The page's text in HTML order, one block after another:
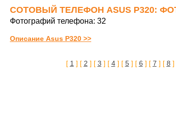
СОТОВЫЙ ТЕЛЕФОН ASUS P320:
Фотографий телефона: 32
Описание Asus P320 >>
[ 1 ] [ 2 ] [ 3 ] [ 4] [ 5] [ 6 ] [ 7 ] [ 8 ]